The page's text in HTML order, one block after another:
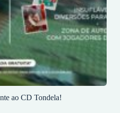
ao CD Tondela!